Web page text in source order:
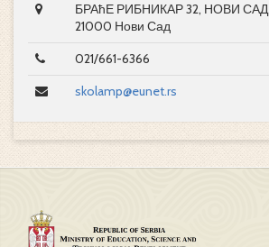
БРАћЕ РИБНИКАР 32, НОВИ САД
21000 Нови Сад
021/661-6366
skolamp@eunet.rs